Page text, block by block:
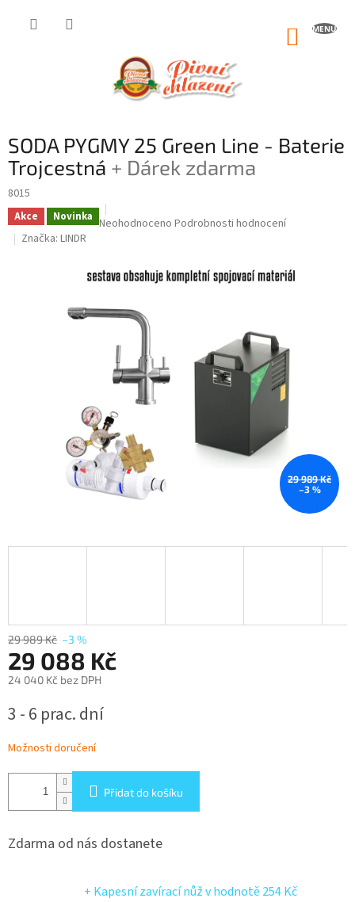
SODA PYGMY 25 Green Line - Baterie
Trojcestná + Dárek zdarma
8015
Akce Novinka Průměrné
je
0,0
5
hvězdiček.
Neohodnoceno Podrobnosti hodnocení
Značka: LINDR
29 989 Kč
–3 %
29 989 Kč –3 %
29 088 Kč
24 040 Kč bez DPH
cena:
3 - 6 prac. dní
Možnosti doručení
Přidat do košíku
Zdarma od nás dostanete
+ Kapesní zavírací nůžv hodnotě 254 Kč